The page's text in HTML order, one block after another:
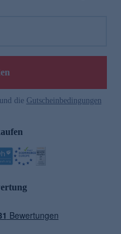
und die Gutscheinbedingungen